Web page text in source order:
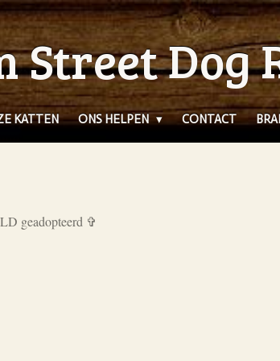
Street Dog
KATTEN ONS HELPEN CONTACT
geadopteerd ✞